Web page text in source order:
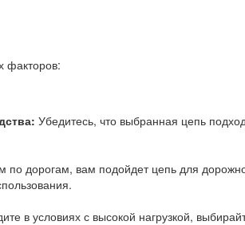
факторов:
Убедитесь, что выбранная цепь
по дорогам, вам подойдет цепь для
в условиях с высокой нагрузкой,